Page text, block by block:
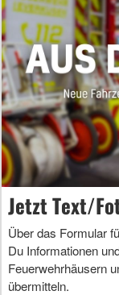
Jetzt Text/
Über das Formular
Du Informationen
Feuerwehrhäusern
übermitteln.